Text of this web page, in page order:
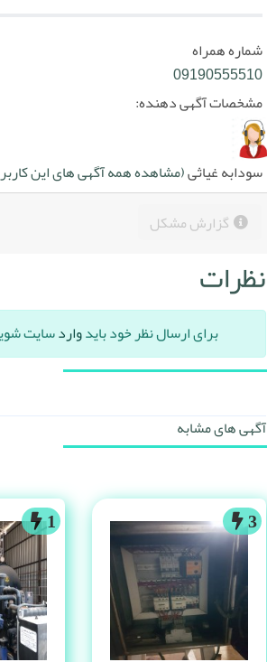
شماره همراه
09190555510
مشخصات آگهی دهنده:
سودابه غیاثی(مشاهده همه آگهی های این
گزارش مشکل
نظرات
برای ارسال نظر خود بایدواردسایت
آگهی های مشابه
3
1